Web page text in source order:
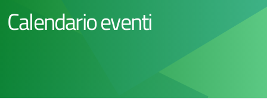
Calendario eventi